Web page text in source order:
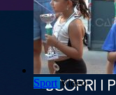
Sport Video